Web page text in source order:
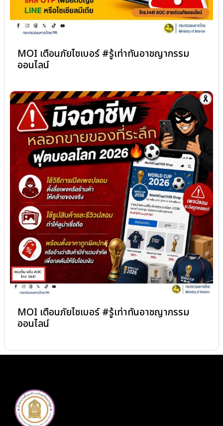
MOI เตือนภัยไซเบอร์ #รู้เท่าทันอาชญากรรม
ออนไลน์
MOI เตือนภัยไซเบอร์ #รู้เท่าทันอาชญากรรม
ออนไลน์